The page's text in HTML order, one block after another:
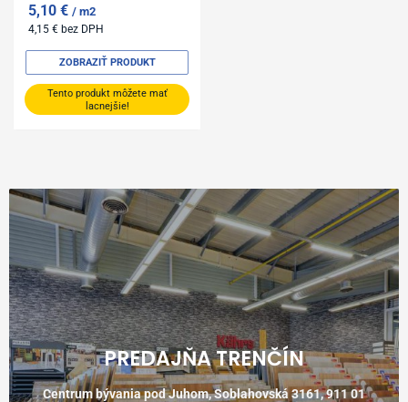
5,10€ m2
4,15€ bez DPH
Tento produkt môžete mať
lacnejšie!
ZOBRAZIŤ PRODUKT
PREDAJŇA TRENČÍN
Centrum bývania pod Juhom, Soblahovská 3161, 911 01